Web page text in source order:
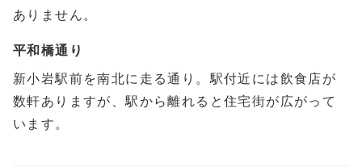
ありません。
平和橋通り
新小岩駅前を南北に走る通り。駅付近には飲食店が
数軒ありますが、駅から離れると住宅街が広がって
います。